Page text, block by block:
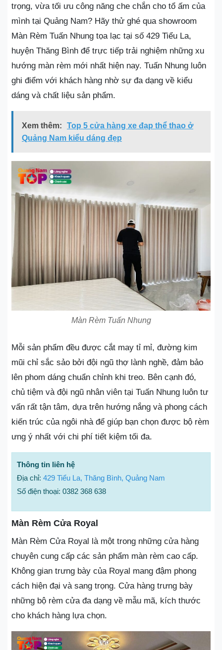
trọng, vừa tối ưu công năng che chắn cho tổ ấm của
mình tại Quảng Nam? Hãy thử ghé qua showroom
Màn Rèm Tuấn Nhung tọa lạc tại số 429 Tiểu La,
huyện Thăng Bình để trực tiếp trải nghiệm những xu
hướng màn rèm mới nhất hiện nay. Tuấn Nhung luôn
ghi điểm với khách hàng nhờ sự đa dạng về kiểu
dáng và chất liệu sản phẩm.
Xem thêm:
Top 5 cửa hàng xe đạp thể thao ở
Quảng Nam kiểu dáng đẹp
Màn Rèm Tuấn Nhung
Mỗi sản phẩm đều được cắt may tỉ mỉ, đường kim
mũi chỉ sắc sảo bởi đội ngũ thợ lành nghề, đảm bảo
lên phom dáng chuẩn chỉnh khi treo. Bên cạnh đó,
chủ tiệm và đội ngũ nhân viên tại Tuấn Nhung luôn tư
vấn rất tận tâm, dựa trên hướng nắng và phong cách
kiến trúc của ngôi nhà để giúp bạn chọn được bộ rèm
ưng ý nhất với chi phí tiết kiệm tối đa.
Thông tin liên hệ
Địa chỉ: 429 Tiểu La, Thăng Bình, Quảng Nam
Số điện thoại: 0382 368 638
Màn Rèm Cửa Royal
Màn Rèm Cửa Royal là một trong những cửa hàng
chuyên cung cấp các sản phẩm màn rèm cao cấp.
Không gian trưng bày của Royal mang đậm phong
cách hiện đại và sang trọng. Cửa hàng trưng bày
những bộ rèm cửa đa dạng về mẫu mã, kích thước
cho khách hàng lựa chọn.